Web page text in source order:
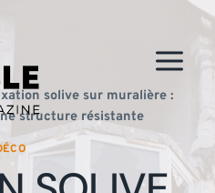
solive sur muralière :
structure résistante